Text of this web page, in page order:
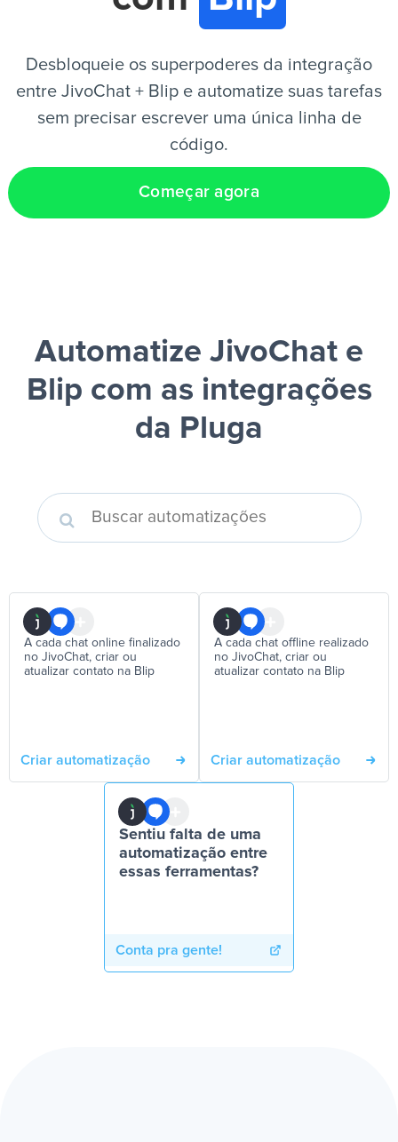
Desbloqueie os superpoderes da integração
entre JivoChat + Blip e automatize suas tarefas
sem precisar escrever uma única linha de
código.
Começar agora
Automatize JivoChat e
Blip com as integrações
da Pluga
A cada chat online finalizado
no JivoChat, criar ou
atualizar contato na Blip
Criar automatização
A cada chat offline realizado
no JivoChat, criar ou
atualizar contato na Blip
Criar automatização
Sentiu falta de uma
automatização entre
essas ferramentas?
Conta pra gente!